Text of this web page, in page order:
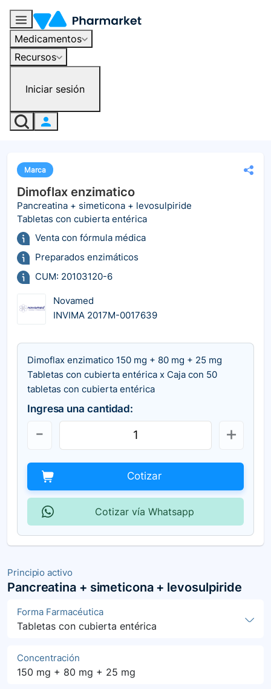
Medicamentos
Recursos
Iniciar sesión
Principio activo
Pancreatina + simeticona + levosulpiride
Forma Farmacéutica
Tabletas con cubierta entérica
Concentración
150 mg + 80 mg + 25 mg
Marca
Dimoflax enzimatico
Pancreatina + simeticona + levosulpiride
Tabletas con cubierta entérica
Venta con fórmula médica
Preparados enzimáticos
CUM: 20103120-6
Novamed
INVIMA 2017M-0017639
Dimoflax enzimatico 150 mg + 80 mg + 25 mg
Tabletas con cubierta entérica x Caja con 50
tabletas con cubierta entérica
Ingresa una cantidad:
Cotizar
Cotizar vía Whatsapp